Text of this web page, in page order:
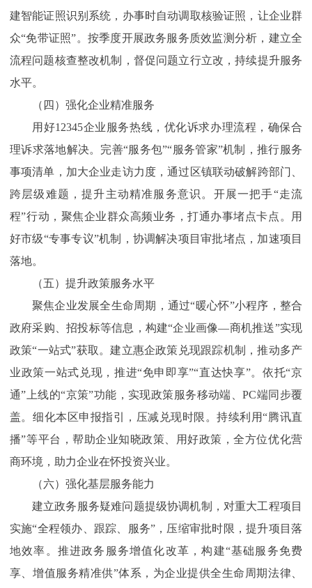
建智能证照识别系统，办事时自动调取核验证照，让企业群
众“免带证照”。按季度开展政务服务质效监测分析，建立全
流程问题核查整改机制，督促问题立行立改，持续提升服务
水平。
（四）强化企业精准服务
用好12345企业服务热线，优化诉求办理流程，确保合
理诉求落地解决。完善“服务包”“服务管家”机制，推行服务
事项清单，加大企业走访力度，通过区镇联动破解跨部门、
跨层级难题，提升主动精准服务意识。开展一把手“走流
程”行动，聚焦企业群众高频业务，打通办事堵点卡点。用
好市级“专事专议”机制，协调解决项目审批堵点，加速项目
落地。
（五）提升政策服务水平
聚焦企业发展全生命周期，通过“暖心怀”小程序，整合
政府采购、招投标等信息，构建“企业画像—商机推送”实现
政策“一站式”获取。建立惠企政策兑现跟踪机制，推动多产
业政策一站式兑现，推进“免申即享”“直达快享”。依托“京
通”上线的“京策”功能，实现政策服务移动端、PC端同步覆
盖。细化本区申报指引，压减兑现时限。持续利用“腾讯直
播”等平台，帮助企业知晓政策、用好政策，全方位优化营
商环境，助力企业在怀投资兴业。
（六）强化基层服务能力
建立政务服务疑难问题提级协调机制，对重大工程项目
实施“全程领办、跟踪、服务”，压缩审批时限，提升项目落
地效率。推进政务服务增值化改革，构建“基础服务免费
享、增值服务精准供”体系，为企业提供全生命周期法律、